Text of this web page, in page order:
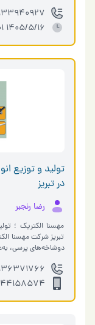
۰۲۱۳۳۹۴۰۹۲۷ -
1405/5/16 10:21:01
تولید و توزیع
در تبریز
رضا رنجبر
مهسنا الکتریک ؛
تبریز شرکت
دوشاخه‌های پرسی،
- 04133109177